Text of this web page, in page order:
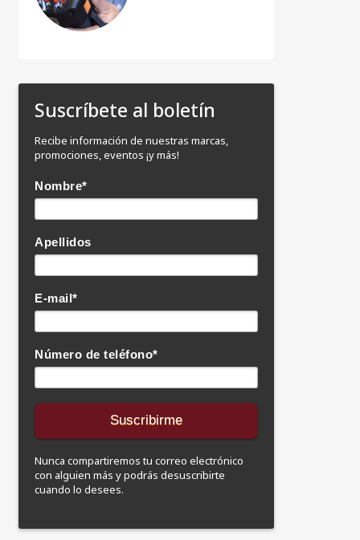
Suscríbete al boletín
Recibe información de nuestras marcas,
promociones, eventos ¡y más!
Nombre*
Apellidos
E-mail*
Número de teléfono*
Nunca compartiremos tu correo electrónico
con alguien más y podrás desuscribirte
cuando lo desees.